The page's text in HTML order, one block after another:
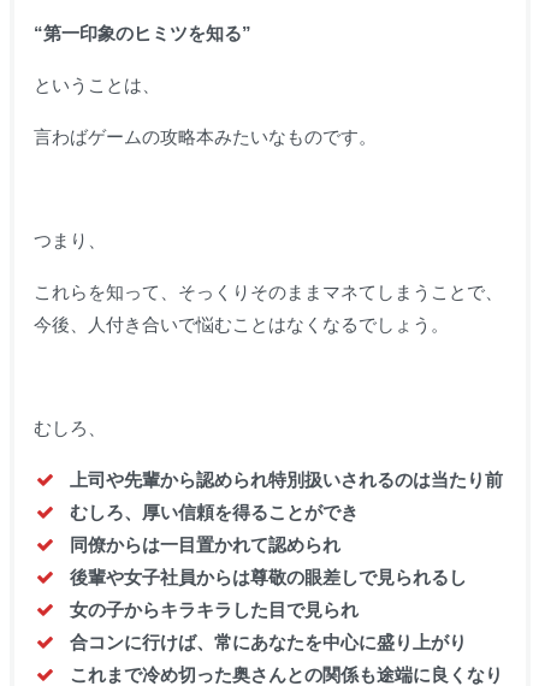
“第一印象のヒミツを知る”
ということは、
言わばゲームの攻略本みたいなものです。
つまり、
これらを知って、そっくりそのままマネてしまうことで、
今後、人付き合いで悩むことはなくなるでしょう。
むしろ、
上司や先輩から認められ特別扱いされるのは当たり前
むしろ、厚い信頼を得ることができ
同僚からは一目置かれて認められ
後輩や女子社員からは尊敬の眼差しで見られるし
女の子からキラキラした目で見られ
合コンに行けば、常にあなたを中心に盛り上がり
これまで冷め切った奥さんとの関係も途端に良くなり